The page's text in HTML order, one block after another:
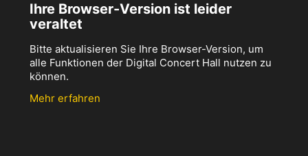
Ihre Browser-Version ist leider
veraltet
Bitte aktualisieren Sie Ihre Browser-Version, um
alle Funktionen der Digital Concert Hall nutzen zu
können.
Mehr erfahren